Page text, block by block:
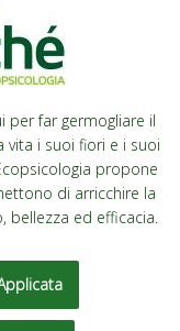
per far germogliare il
i suoi fiori e i suoi
propone
di arricchire la
bellezza ed efficacia.